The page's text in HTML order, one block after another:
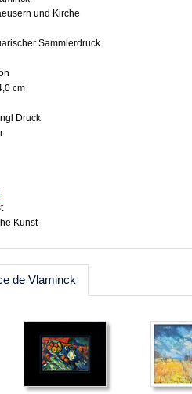
und Kirche
Sammlerdruck
cm
Druck
Kunst
de Vlaminck